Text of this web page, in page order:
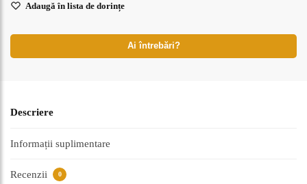
Adaugă în lista de dorințe
Ai întrebări?
Descriere
Informații suplimentare
Recenzii 0